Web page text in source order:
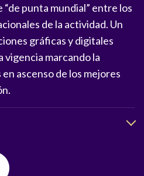
punta mundial” entre los
de la actividad. Un
gráficas y digitales
vigencia marcando la
ascenso de los mejores